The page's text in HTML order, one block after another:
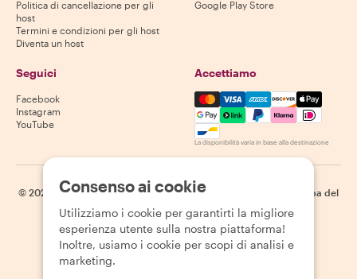
Politica di cancellazione per gli
host
Termini e condizioni per gli host
Diventa un host
Google Play Store
Seguici
Facebook
Instagram
YouTube
Accettiamo
Mastercard, Visa, Amex,
La disponibilità varia in base alla destinazione
© 2026 Withlocals.com | Informativa sulla privacy
Mappa del
Consenso ai cookie
Utilizziamo i cookie per garantirti la migliore
esperienza utente sulla nostra piattaforma!
Inoltre, usiamo i cookie per scopi di analisi e
marketing.